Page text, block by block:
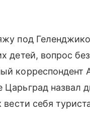
под
детей, вопрос
корреспондент
назвал
вести себя